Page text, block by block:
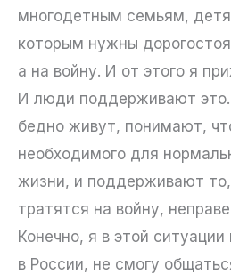
многодетным семьям,
которым нужны
а на войну. И от этого я
И люди поддерживают
бедно живут, понимают,
необходимого для
жизни, и поддерживают
тратятся на войну,
Конечно, я в этой
в России, не смогу